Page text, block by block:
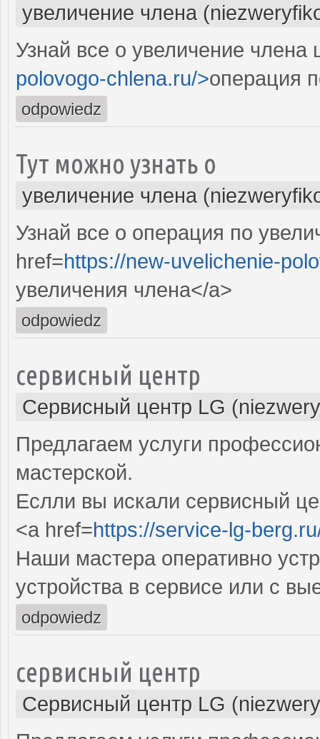
увеличение члена
Узнай все о увеличение члена
polovogo-chlena.ru/>операция
odpowiedz
Тут можно узнать о
увеличение члена
Узнай все о операция по
href=https://new-uvelichenie-
увеличения члена</a>
odpowiedz
сервисный центр
Сервисный центр LG
Предлагаем услуги
мастерской.
Еслли вы искали сервисный
<a href=https://service-lg-
Наши мастера оперативно
устройства в сервисе или с
odpowiedz
сервисный центр
Сервисный центр LG